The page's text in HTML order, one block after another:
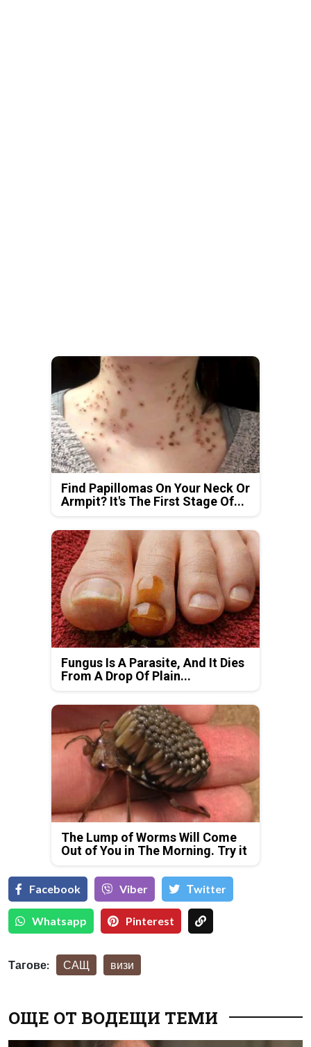
Find Papillomas On Your Neck Or
Armpit? It's The First Stage Of...
Fungus Is A Parasite, And It Dies
From A Drop Of Plain...
The Lump of Worms Will Come
Out of You in The Morning. Try it
Facebook Viber Тwitter
Whatsapp Pinterest
Тагове: САЩ визи
ОЩЕ ОТ ВОДЕЩИ ТЕМИ